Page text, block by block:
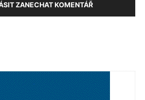
ZANECHAT KOMENTÁŘ